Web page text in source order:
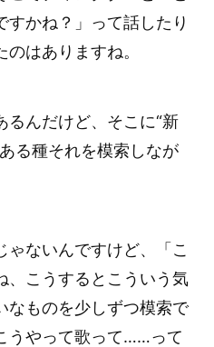
すかね？」って話したり
はありますね。
んだけど、そこに“新
る種それを模索しなが
ないんですけど、「こ
、こうするとこういう気
なものを少しずつ模索で
うやって歌って……って